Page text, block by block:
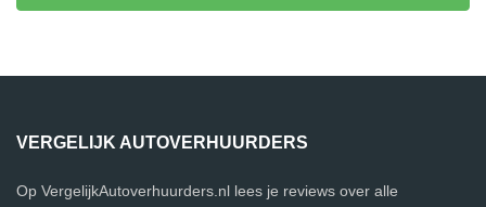
VERGELIJK AUTOVERHUURDERS
Op VergelijkAutoverhuurders.nl lees je reviews over alle